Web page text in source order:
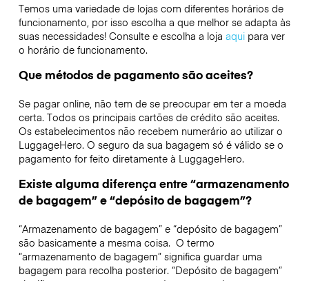
Temos uma variedade de lojas com diferentes horários de
funcionamento, por isso escolha a que melhor se adapta às
suas necessidades! Consulte e escolha a loja aquipara ver
o horário de funcionamento.
Que métodos de pagamento são aceites?
Se pagar online, não tem de se preocupar em ter a moeda
certa. Todos os principais cartões de crédito são aceites.
Os estabelecimentos não recebem numerário ao utilizar o
LuggageHero. O seguro da sua bagagem só é válido se o
pagamento for feito diretamente à LuggageHero.
Existe alguma diferença entre “armazenamento
de bagagem” e “depósito de bagagem”?
“Armazenamento de bagagem” e “depósito de bagagem”
são basicamente a mesma coisa. O termo
“armazenamento de bagagem” significa guardar uma
bagagem para recolha posterior. “Depósito de bagagem”